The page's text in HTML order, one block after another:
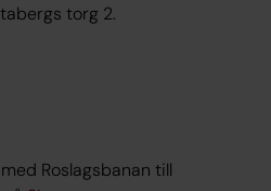
torg 2.
Roslagsbanan till